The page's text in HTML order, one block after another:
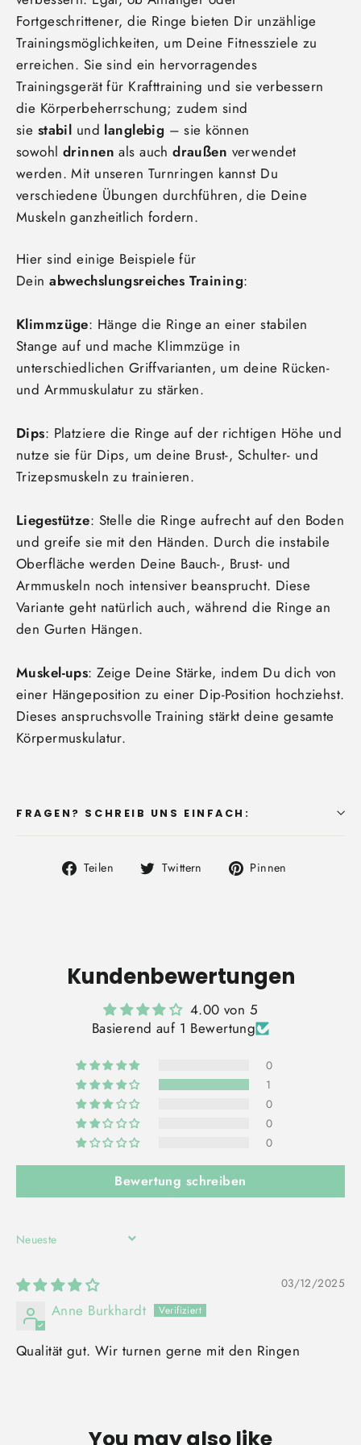
Fortgeschrittener, die Ringe bieten Dir unzählige
Trainingsmöglichkeiten, um Deine Fitnessziele zu
erreichen. Sie sind ein hervorragendes
Trainingsgerät für Krafttraining und sie verbessern
die Körperbeherrschung; zudem sind
sie stabil und langlebig – sie können
sowohl drinnen als auchdraußen verwendet
werden. Mit unseren Turnringen kannst Du
verschiedene Übungen durchführen, die Deine
Muskeln ganzheitlich fordern.
Hier sind einige Beispiele für
Deinabwechslungsreiches Training:
Klimmzüge: Hänge die Ringe an einer stabilen
Stange auf und mache Klimmzüge in
unterschiedlichen Griffvarianten, um deine Rücken-
und Armmuskulatur zu stärken.
Dips: Platziere die Ringe auf der richtigen Höhe und
nutze sie für Dips, um deine Brust-, Schulter- und
Trizepsmuskeln zu trainieren.
Liegestütze: Stelle die Ringe aufrecht auf den Boden
und greife sie mit den Händen. Durch die instabile
Oberfläche werden Deine Bauch-, Brust- und
Armmuskeln noch intensiver beansprucht. Diese
Variante geht natürlich auch, während die Ringe an
den Gurten Hängen.
Muskel-ups: Zeige Deine Stärke, indem Du dich von
einer Hängeposition zu einer Dip-Position hochziehst.
Dieses anspruchsvolle Training stärkt deine gesamte
Körpermuskulatur.
FRAGEN? SCHREIB UNS EINFACH:
Teilen
Auf
Twittern
Auf
Pinnen
Kundenbewertungen
4.00 von 5
Basierend auf 1 Bewertung
0
1
0
0
0
Bewertung schreiben
SORT BY
03/12/2025
Anne Burkhardt
Qualität gut. Wir turnen gerne mit den Ringen
You may also like